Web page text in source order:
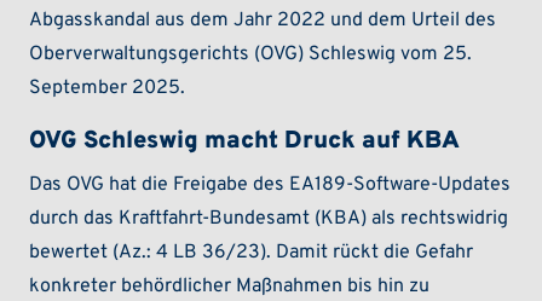
Abgasskandal aus dem Jahr 2022 und dem Urteil des
Oberverwaltungsgerichts (OVG) Schleswig vom 25.
September 2025.
OVG Schleswig macht Druck auf KBA
Das OVG hat die Freigabe des EA189-Software-Updates
durch das Kraftfahrt-Bundesamt (KBA) als rechtswidrig
bewertet (Az.: 4 LB 36/23). Damit rückt die Gefahr
konkreter behördlicher Maßnahmen bis hin zu